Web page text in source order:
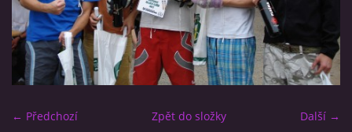
VIDLÁCKÝ VÍCEBOJ 2020 - VIDEO
CO SI U NÁS DÁTE?
← Předchozí Další →
Zpět do složky